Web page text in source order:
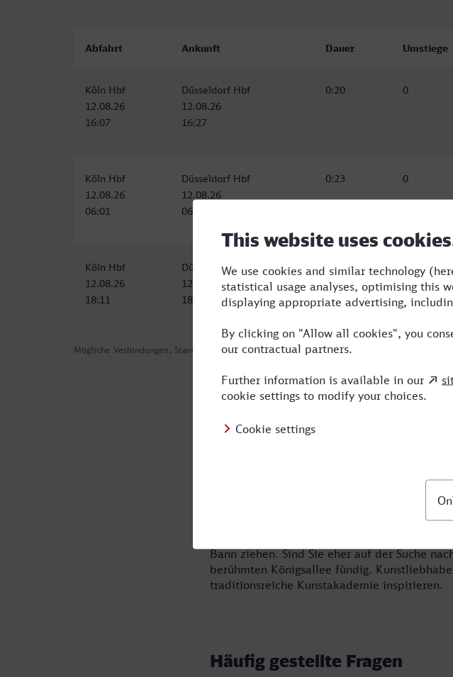
Mögliche Verbindungen, Stand: 2026-08-05 00:17
Abfahrt Ankunft Dauer Umstiege
Köln Hbf
12.08.26
16:07
Düsseldorf Hbf
12.08.26
16:27
0:20 0
Köln Hbf
12.08.26
06:01
Düsseldorf Hbf
12.08.26
06:24
0:23 0
Köln Hbf
12.08.26
18:11
Düsseldorf Hbf
12.08.26
18:32
0:21 0
In windeseile mit dem Zug
Düsseldorf ist immer eine Reise wert:
Sie von Köln nach Düsseldorf besonders
Hotel und einen Mietwagen buchen Sie
Bann ziehen. Sind Sie eher auf der Suche
berühmten Königsallee fündig.
traditionsreiche Kunstakademie inspirieren.
Häufig gestellte Fragen